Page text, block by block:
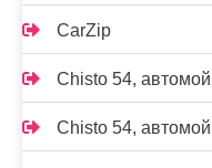
CarZip
Chisto 54,
Chisto 54,